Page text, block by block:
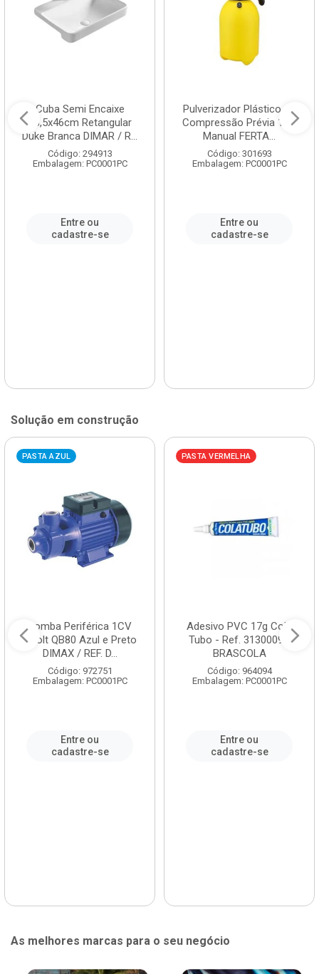
Cuba Semi Encaixe
58,5x46cm Retangular
Duke Branca DIMAR / R...
Código: 294913
Embalagem: PC0001PC
Entre ou
cadastre-se
Pulverizador Plástico de
Compressão Prévia 1,5L
Manual FERTA...
Código: 301693
Embalagem: PC0001PC
Entre ou
cadastre-se
Solução em construção
PASTA AZUL
Bomba Periférica 1CV
Bivolt QB80 Azul e Preto
DIMAX / REF. D...
Código: 972751
Embalagem: PC0001PC
Entre ou
cadastre-se
PASTA VERMELHA
Adesivo PVC 17g Cola
Tubo - Ref. 3130009 -
BRASCOLA
Código: 964094
Embalagem: PC0001PC
Entre ou
cadastre-se
As melhores marcas para o seu negócio